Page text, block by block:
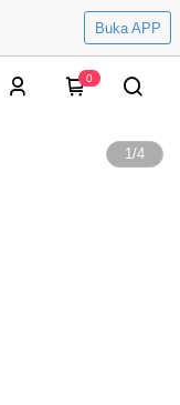
Buka APP
0
1/4